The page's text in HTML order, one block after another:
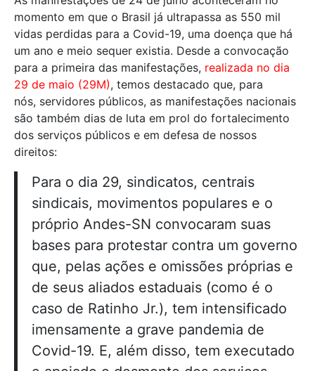
momento em que o Brasil já ultrapassa as 550 mil
vidas perdidas para a Covid-19, uma doença que há
um ano e meio sequer existia. Desde a convocação
para a primeira das manifestações, realizada no dia
29 de maio (29M), temos destacado que, para
nós, servidores públicos, as manifestações nacionais
são também dias de luta em prol do fortalecimento
dos serviços públicos e em defesa de nossos
direitos:
Para o dia 29, sindicatos, centrais
sindicais, movimentos populares e o
próprio Andes-SN convocaram suas
bases para protestar contra um governo
que, pelas ações e omissões próprias e
de seus aliados estaduais (como é o
caso de Ratinho Jr.), tem intensificado
imensamente a grave pandemia de
Covid-19. E, além disso, tem executado